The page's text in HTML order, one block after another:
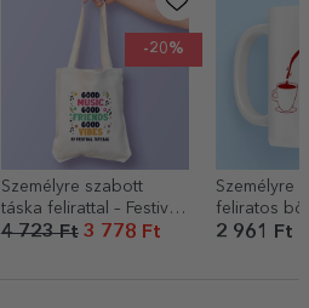
-20%
Személyre szabott
táska felirattal – Festival
good vibes
4 723 Ft3 778 Ft
Személyre
feliratos
Coffee
2 961 Ft